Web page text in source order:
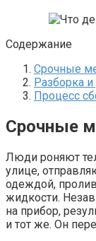
Содержание
Срочные
Разборка
Процесс
Срочные
Люди роняют
улице,
одеждой,
жидкости.
на прибор,
и тот же. Он